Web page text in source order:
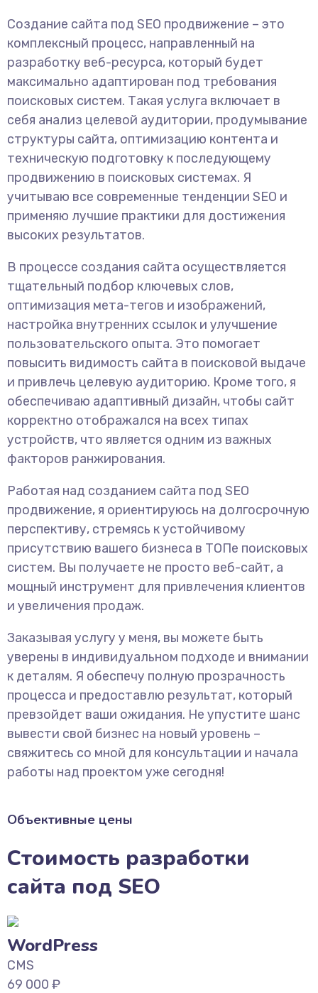
Создание сайта под SEO продвижение – это
комплексный процесс, направленный на
разработку веб-ресурса, который будет
максимально адаптирован под требования
поисковых систем. Такая услуга включает в
себя анализ целевой аудитории, продумывание
структуры сайта, оптимизацию контента и
техническую подготовку к последующему
продвижению в поисковых системах. Я
учитываю все современные тенденции SEO и
применяю лучшие практики для достижения
высоких результатов.
В процессе создания сайта осуществляется
тщательный подбор ключевых слов,
оптимизация мета-тегов и изображений,
настройка внутренних ссылок и улучшение
пользовательского опыта. Это помогает
повысить видимость сайта в поисковой выдаче
и привлечь целевую аудиторию. Кроме того, я
обеспечиваю адаптивный дизайн, чтобы сайт
корректно отображался на всех типах
устройств, что является одним из важных
факторов ранжирования.
Работая над созданием сайта под SEO
продвижение, я ориентируюсь на долгосрочную
перспективу, стремясь к устойчивому
присутствию вашего бизнеса в ТОПе поисковых
систем. Вы получаете не просто веб-сайт, а
мощный инструмент для привлечения клиентов
и увеличения продаж.
Заказывая услугу у меня, вы можете быть
уверены в индивидуальном подходе и внимании
к деталям. Я обеспечу полную прозрачность
процесса и предоставлю результат, который
превзойдет ваши ожидания. Не упустите шанс
вывести свой бизнес на новый уровень –
свяжитесь со мной для консультации и начала
работы над проектом уже сегодня!
Объективные цены
Стоимость разработки
сайта под SEO
WordPress
CMS
69 000 ₽